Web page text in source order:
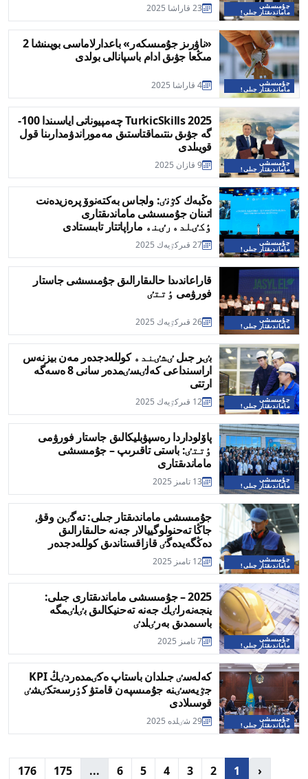
جۇمىسشى
ماماندىقتار جىلى! 23 قاراشا 2025
جۇمىسشى
ماماندىقتار جىلى!
«ناۋرىز جۇمىسكەر» باعدارلاماسى بويىنشا 2
مىڭعا جۋىق ادام باسپانالى بولدى
4 قاراشا 2025
جۇمىسشى
ماماندىقتار جىلى!
TurkicSkills 2025 چەمپيوناتى اياسىندا 100-
گە جۋىق ىنتىماقتاستىق مەموراندۋمدارىنا قول
قويىلدى
9 قازان 2025
جۇمىسشى
ماماندىقتار جىلى!
ەڭبەك كٷنٸ: ولجاس بەكتەنوۆ پرەزيدەنت
اتىنان جۇمىسشى ماماندىقتارى
ٶكٸلدەرٸنە ماراپاتتار تابىستادى
27 قىركٷيەك 2025
جۇمىسشى
ماماندىقتار جىلى!
قاراعاندىدا حالىقارالىق جۇمىسشى جاستار
فورۋمى ٶتتٸ
26 قىركٷيەك 2025
جۇمىسشى
ماماندىقتار جىلى!
بٸر جىل ٸشٸندە كوللەدجدەر مەن بيزنەس
اراسىنداعى كەلٸسٸمدەر سانى 8 ەسەگە
ارتتى
12 قىركٷيەك 2025
جۇمىسشى
ماماندىقتار جىلى!
پاۆلوداردا رەسپۋبليكالىق جاستار فورۋمى
ٶتتٸ: باستى تاقىرىپ – جۇمىسشى
ماماندىقتارى
13 تامىز 2025
جۇمىسشى
ماماندىقتار جىلى!
​​جۇمىسشى ماماندىقتار جىلى: تەگٸن وقۋ,
جاڭا تەحنولوگييالار جەنە حالىقارالىق
دەڭگەيدەگٸ قازاقستاندىق كوللەدجدەر
12 تامىز 2025
جۇمىسشى
ماماندىقتار جىلى!
2025 – جۇمىسشى ماماندىقتارى جىلى:
ينجەنەرلٸك جەنە تەحنيكالىق بٸلٸمگە
باسىمدىق بەرٸلدٸ
7 تامىز 2025
جۇمىسشى
ماماندىقتار جىلى!
كەلەسٸ جىلدان باستاپ ەكٸمدەردٸڭ KPI
جٷيەسٸنە جۇمىسپەن قامتۋ كٶرسەتكٸشٸ
قوسىلادى
29 شٸلدە 2025
‹
1
2
3
4
5
6
...
175
176